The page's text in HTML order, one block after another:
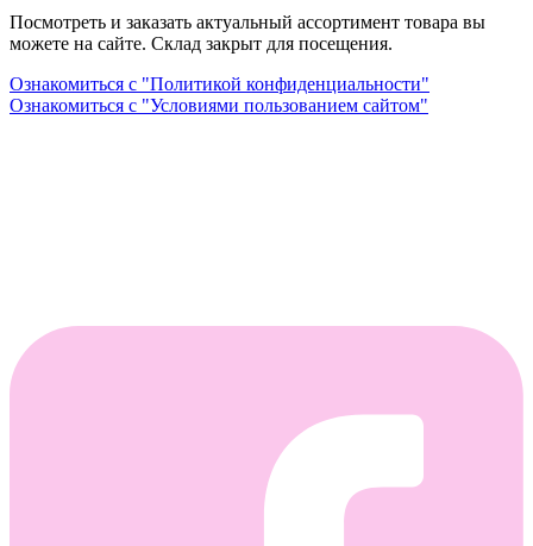
Посмотреть и заказать актуальный ассортимент товара вы
можете на сайте. Склад закрыт для посещения.
Ознакомиться с "Политикой конфиденциальности"
Ознакомиться с "Условиями пользованием сайтом"